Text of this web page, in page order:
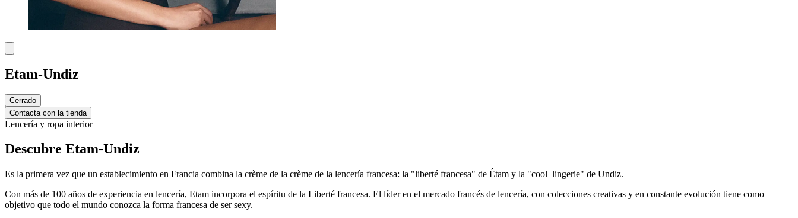
Etam-Undiz
Cerrado
Contacta con la tienda
Lencería y ropa interior
Descubre Etam-Undiz
Es la primera vez que un establecimiento en Francia combina la crème de la crème de la lencería francesa: la "liberté francesa" de Étam y la "cool_lingerie" de Undiz.
Con más de 100 años de experiencia en lencería, Etam incorpora el espíritu de la Liberté francesa. El líder en el mercado francés de lencería, con colecciones creativas y en constante evolución tiene como
objetivo que todo el mundo conozca la forma francesa de ser sexy.